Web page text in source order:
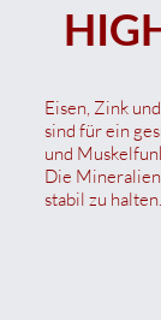
Eisen, Zink
sind für ein
und
Die
stabil zu halten.